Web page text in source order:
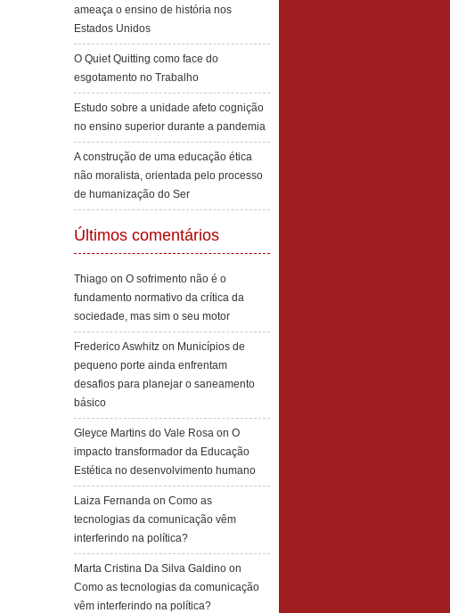
ameaça o ensino de história nos
Estados Unidos
O Quiet Quitting como face do
esgotamento no Trabalho
Estudo sobre a unidade afeto cognição
no ensino superior durante a pandemia
A construção de uma educação ética
não moralista, orientada pelo processo
de humanização do Ser
Últimos comentários
Thiago on O sofrimento não é o
fundamento normativo da crítica da
sociedade, mas sim o seu motor
Frederico Aswhitz on Municípios de
pequeno porte ainda enfrentam
desafios para planejar o saneamento
básico
Gleyce Martins do Vale Rosa on O
impacto transformador da Educação
Estética no desenvolvimento humano
Laiza Fernanda on Como as
tecnologias da comunicação vêm
interferindo na política?
Marta Cristina Da Silva Galdino on
Como as tecnologias da comunicação
vêm interferindo na política?